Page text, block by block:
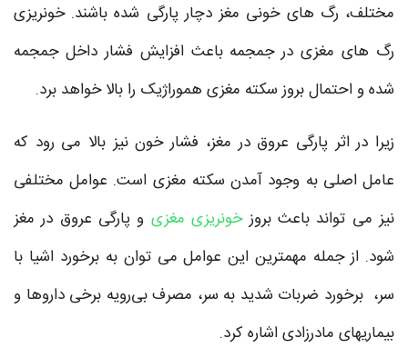
مختلف، رگ های خونی مغز دچار پارگی شده باشند. خونریزی
رگ های مغزی در جمجمه باعث افزایش فشار داخل جمجمه
شده و احتمال بروز سکته مغزی هموراژیک را بالا خواهد برد.
زیرا در اثر پارگی عروق در مغز، فشار خون نیز بالا می رود که
عامل اصلی به وجود آمدن سکته مغزی است. عوامل مختلفی
نیز می تواند باعث بروزخونریزی مغزی و پارگی عروق در مغز
شود. از جمله مهمترین این عوامل می توان به برخورد اشیا با
سر، برخورد ضربات شدید به سر، مصرف بی‌رویه برخی داروها و
بیماریهای مادرزادی اشاره کرد.